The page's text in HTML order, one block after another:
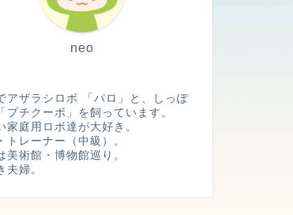
neo
アザラシロボ 「パロ」と、しっぽ
プチクーボ」を飼っています。
家庭用ロボ達が大好き。
トレーナー（中級）。
美術館・博物館巡り。
夫婦。